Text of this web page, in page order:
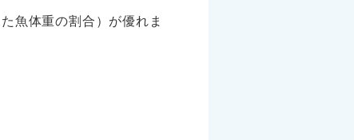
魚体重の割合）が優れま